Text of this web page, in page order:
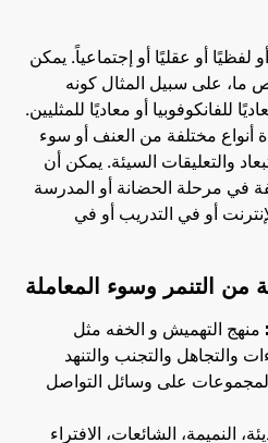
لفظيًا أو عقليًا أو إجتماعياً. يمكن
ما، على سبيل المثال كونه
للفانكوفوبيا أو معاديًا للمثليين.
أنواع مختلفة من العنف أو سوء
والتعليقات السيئة. يمكن أن
في مرحلة الحضانة أو المدرسة
أو في التدريب أو في
من التنمر وسوء المعاملة
منهج التهميش و الخفه مثل
والتجاهل والتجنب والتنهد
على وسائل التواصل
النميمة، الشائعات، الافتراء